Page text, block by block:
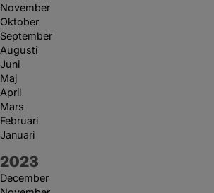
November
Oktober
September
Augusti
Juni
Maj
April
Mars
Februari
Januari
År:
2023
December